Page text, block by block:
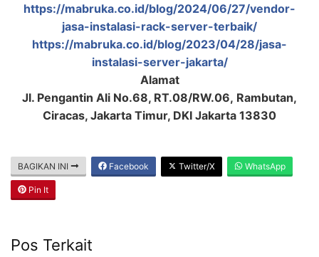
https://mabruka.co.id/blog/2024/06/27/vendor-
jasa-instalasi-rack-server-terbaik/
https://mabruka.co.id/blog/2023/04/28/jasa-
instalasi-server-jakarta/
Alamat
Jl. Pengantin Ali No.68, RT.08/RW.06, Rambutan,
Ciracas, Jakarta Timur, DKI Jakarta 13830
BAGIKAN INI Facebook Twitter/X WhatsApp
Pin It
Pos Terkait